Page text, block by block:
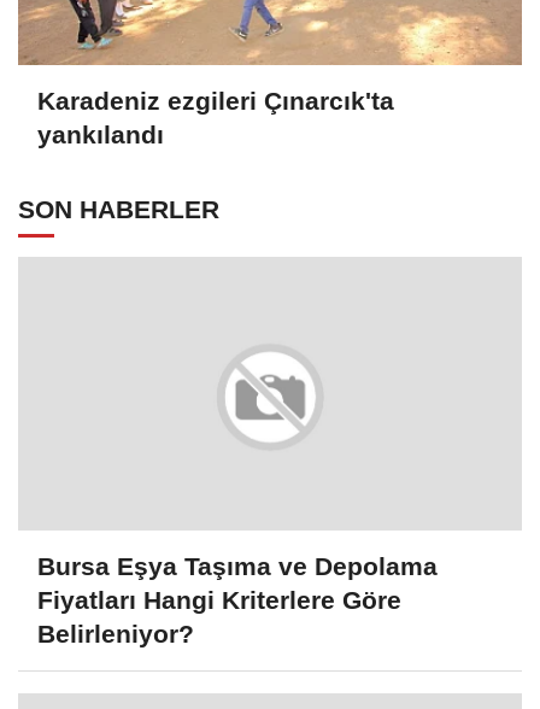
Karadeniz ezgileri Çınarcık'ta
yankılandı
SON HABERLER
Bursa Eşya Taşıma ve Depolama
Fiyatları Hangi Kriterlere Göre
Belirleniyor?